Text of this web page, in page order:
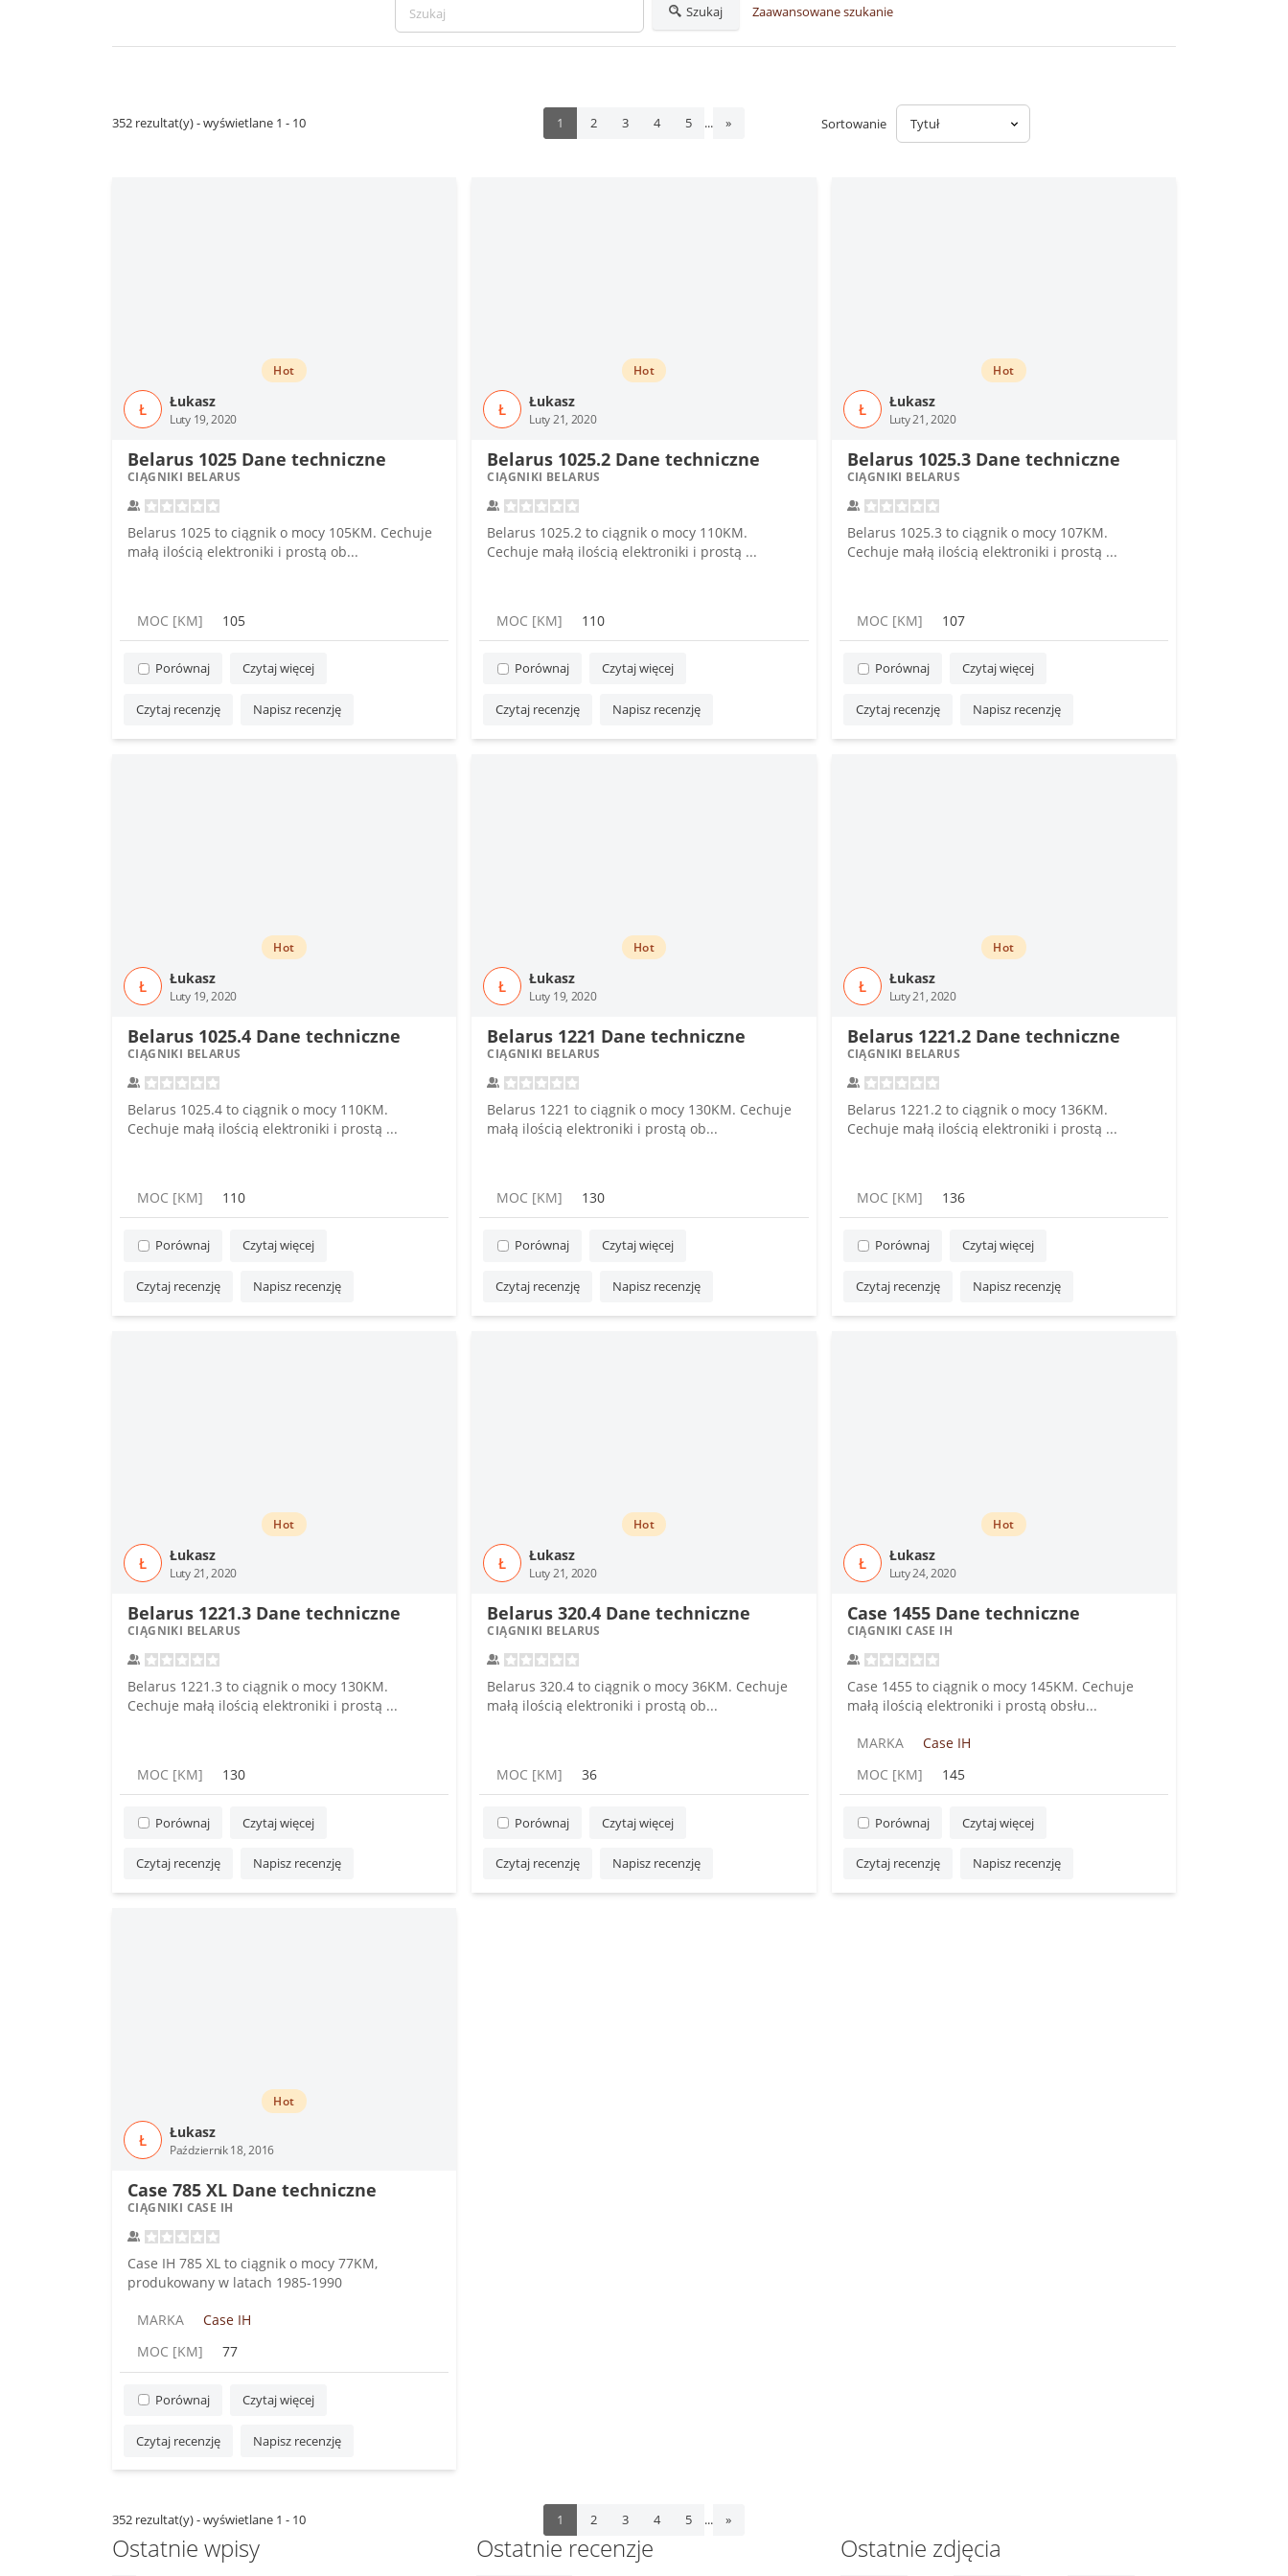
Szukaj Zaawansowane szukanie
352 rezultat(y) - wyświetlane 1 - 10 1 2 3 4 5 ... » Sortowanie
Ł Łukasz
Luty 19, 2020
Hot
Belarus 1025 Dane techniczne
CIĄGNIKI BELARUS
Belarus 1025 to ciągnik o mocy 105KM. Cechuje
małą ilością elektroniki i prostą ob...
MOC [KM] 105
Porównaj Czytaj więcej
Czytaj recenzję Napisz recenzję
Ł Łukasz
Luty 21, 2020
Hot
Belarus 1025.2 Dane techniczne
CIĄGNIKI BELARUS
Belarus 1025.2 to ciągnik o mocy 110KM.
Cechuje małą ilością elektroniki i prostą ...
MOC [KM] 110
Porównaj Czytaj więcej
Czytaj recenzję Napisz recenzję
Ł Łukasz
Luty 21, 2020
Hot
Belarus 1025.3 Dane techniczne
CIĄGNIKI BELARUS
Belarus 1025.3 to ciągnik o mocy 107KM.
Cechuje małą ilością elektroniki i prostą ...
MOC [KM] 107
Porównaj Czytaj więcej
Czytaj recenzję Napisz recenzję
Ł Łukasz
Luty 19, 2020
Hot
Belarus 1025.4 Dane techniczne
CIĄGNIKI BELARUS
Belarus 1025.4 to ciągnik o mocy 110KM.
Cechuje małą ilością elektroniki i prostą ...
MOC [KM] 110
Porównaj Czytaj więcej
Czytaj recenzję Napisz recenzję
Ł Łukasz
Luty 19, 2020
Hot
Belarus 1221 Dane techniczne
CIĄGNIKI BELARUS
Belarus 1221 to ciągnik o mocy 130KM. Cechuje
małą ilością elektroniki i prostą ob...
MOC [KM] 130
Porównaj Czytaj więcej
Czytaj recenzję Napisz recenzję
Ł Łukasz
Luty 21, 2020
Hot
Belarus 1221.2 Dane techniczne
CIĄGNIKI BELARUS
Belarus 1221.2 to ciągnik o mocy 136KM.
Cechuje małą ilością elektroniki i prostą ...
MOC [KM] 136
Porównaj Czytaj więcej
Czytaj recenzję Napisz recenzję
Ł Łukasz
Luty 21, 2020
Hot
Belarus 1221.3 Dane techniczne
CIĄGNIKI BELARUS
Belarus 1221.3 to ciągnik o mocy 130KM.
Cechuje małą ilością elektroniki i prostą ...
MOC [KM] 130
Porównaj Czytaj więcej
Czytaj recenzję Napisz recenzję
Ł Łukasz
Luty 21, 2020
Hot
Belarus 320.4 Dane techniczne
CIĄGNIKI BELARUS
Belarus 320.4 to ciągnik o mocy 36KM. Cechuje
małą ilością elektroniki i prostą ob...
MOC [KM] 36
Porównaj Czytaj więcej
Czytaj recenzję Napisz recenzję
Ł Łukasz
Luty 24, 2020
Hot
Case 1455 Dane techniczne
CIĄGNIKI CASE IH
Case 1455 to ciągnik o mocy 145KM. Cechuje
małą ilością elektroniki i prostą obsłu...
MARKA
Case IH
MOC [KM]
145
Porównaj Czytaj więcej
Czytaj recenzję Napisz recenzję
Ł Łukasz
Październik 18, 2016
Hot
Case 785 XL Dane techniczne
CIĄGNIKI CASE IH
Case IH 785 XL to ciągnik o mocy 77KM,
produkowany w latach 1985-1990
MARKA
Case IH
MOC [KM]
77
Porównaj Czytaj więcej
Czytaj recenzję Napisz recenzję
352 rezultat(y) - wyświetlane 1 - 10 1 2 3 4 5 ... »
Ostatnie wpisy Ostatnie recenzje Ostatnie zdjęcia